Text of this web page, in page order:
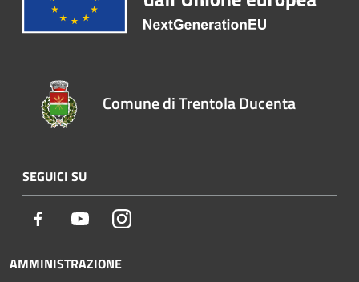
Comune di Trentola Ducenta
SEGUICI SU
Facebook YoutubeInstagram
AMMINISTRAZIONE